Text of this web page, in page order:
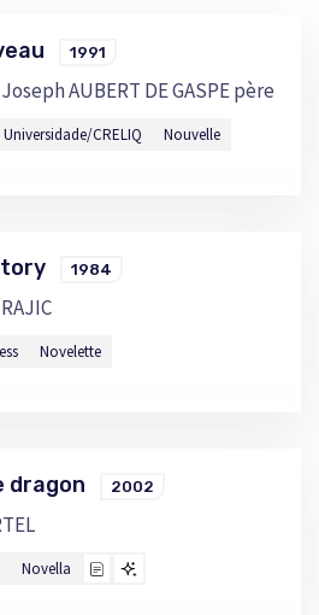
1991
AUBERT DE GASPE père
CRELIQ Nouvelle
1984
Novelette
dragon 2002
Novella